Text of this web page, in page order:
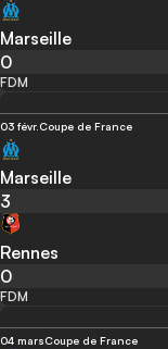
Marseille
0
FDM
03 févr.Coupe de France
Marseille
3
Rennes
0
FDM
04 marsCoupe de France